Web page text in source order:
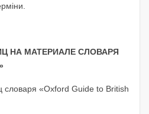
НА МАТЕРИАЛЕ СЛОВАРЯ
словаря «Oxford Guide to British